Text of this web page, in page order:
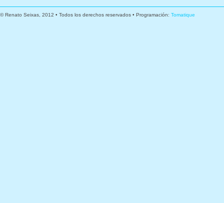
© Renato Seixas, 2012 • Todos los derechos reservados • Programación: Tomatique